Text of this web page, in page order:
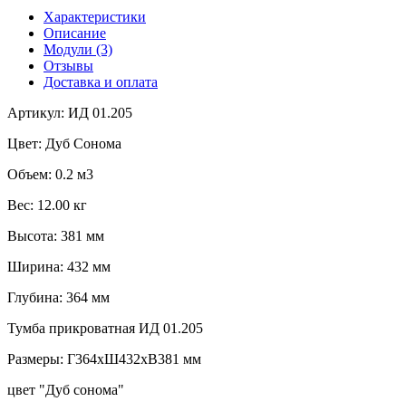
Характеристики
Описание
Модули (3)
Отзывы
Доставка и оплата
Артикул: ИД 01.205
Цвет: Дуб Сонома
Объем: 0.2 м3
Вес: 12.00 кг
Высота: 381 мм
Ширина: 432 мм
Глубина: 364 мм
Тумба прикроватная ИД 01.205
Размеры: Г364хШ432хВ381 мм
цвет "Дуб сонома"